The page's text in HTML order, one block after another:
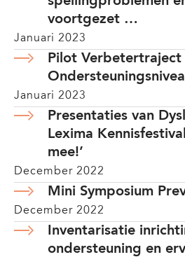
voortgezet …
Januari 2023
Pilot Verbetertraject
Januari 2023
Presentaties van
Lexima
mee!’
December 2022
Mini Symposium
December 2022
Inventarisatie
ondersteuning en